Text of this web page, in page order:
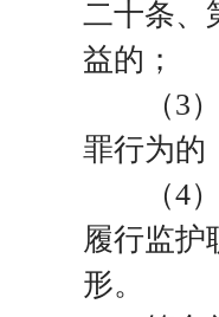
二十条、
益的；
（3
罪行为的
（4
履行监护
形。